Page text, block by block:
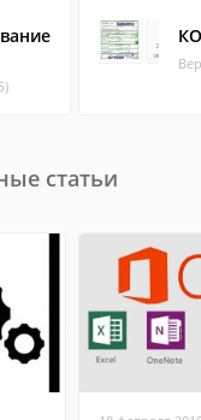
статьи